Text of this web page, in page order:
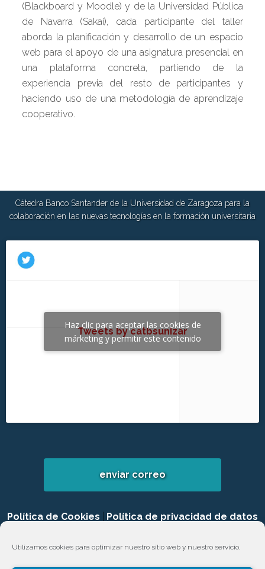
Utilizamos cookies para optimizar nuestro sitio web y nuestro servicio.
(Blackboard y Moodle) y de la Universidad Pública
de Navarra (Sakai), cada participante del taller
aborda la planificación y desarrollo de un espacio
web para el apoyo de una asignatura presencial en
una plataforma concreta, partiendo de la
experiencia previa del resto de participantes y
haciendo uso de una metodología de aprendizaje
cooperativo.
Cátedra Banco Santander de la Universidad de Zaragoza para la
colaboración en las nuevas tecnologías en la formación universitaria
Tweets by catbsunizar
Haz clic para aceptar las cookies de
márketing y permitir este contenido
enviar correo
Política de Cookies
Política de privacidad de datos